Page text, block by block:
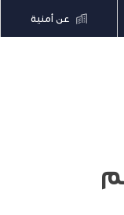
عن أمنية